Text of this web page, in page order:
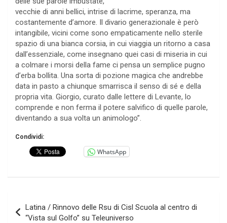
vecchie di anni bellici, intrise di lacrime, speranza, ma
costantemente d’amore. Il divario generazionale è però
intangibile, vicini come sono empaticamente nello sterile
spazio di una bianca corsia, in cui viaggia un ritorno a casa
dall’essenziale, come insegnano quei casi di miseria in cui
a colmare i morsi della fame ci pensa un semplice pugno
d’erba bollita. Una sorta di pozione magica che andrebbe
data in pasto a chiunque smarrisca il senso di sé e della
propria vita. Giorgio, curato dalle lettere di Levante, lo
comprende e non ferma il potere salvifico di quelle parole,
diventando a sua volta un animologo”.
Condividi:
WhatsApp
articoli
Latina / Rinnovo delle Rsu di Cisl Scuola al centro di
“Vista sul Golfo” su Teleuniverso